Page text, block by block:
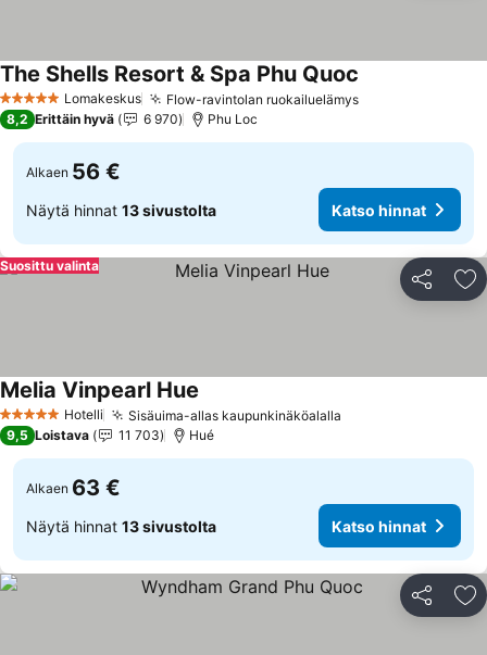
5 TähtiluokitusLomakeskus Flow-ravintolan ruokailuelämys
The Shells Resort & Spa Phu Quoc
8,2 Erittäin hyvä 6 970 Phu Loc
Alkaen 56 €
Näytä hinnat 13 sivustolta Katso hinnat
Jaa
Suosittu valinta
5 Tähtiluokitus
Hotelli Sisäuima-allas kaupunkinäköalalla
Melia Vinpearl Hue
9,5 Loistava 11 703 Hué
Alkaen 63 €
Näytä hinnat 13 sivustolta Katso hinnat
Jaa